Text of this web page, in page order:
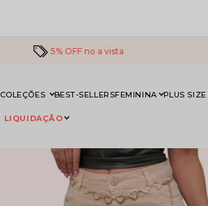
5% OFF no a vista
COLEÇÕES BEST-SELLERSFEMININA PLUS SIZE
LIQUIDAÇÃO